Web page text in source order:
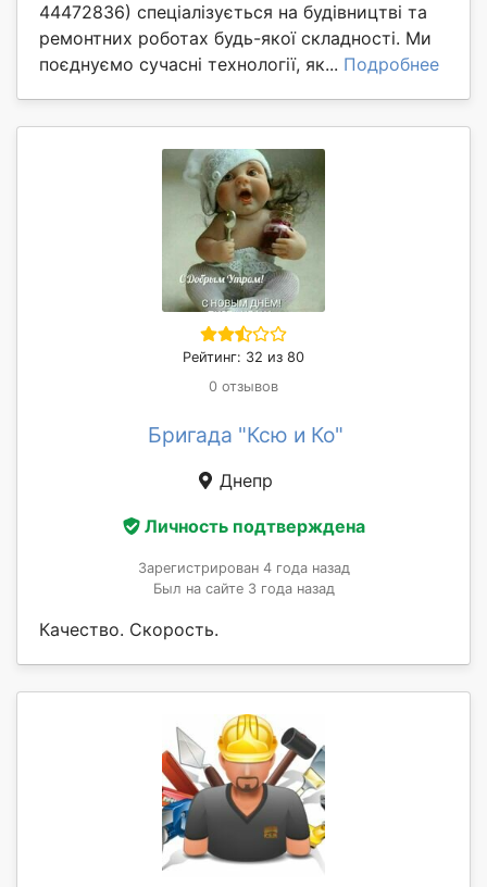
44472836) спеціалізується на будівництві та
ремонтних роботах будь-якої складності. Ми
поєднуємо сучасні технології, як... Подробнее
Рейтинг: 32 из 80
0 отзывов
Бригада "Ксю и Ко"
Днепр
Личность подтверждена
Зарегистрирован 4 года назад
Был на сайте 3 года назад
Качество. Скорость.